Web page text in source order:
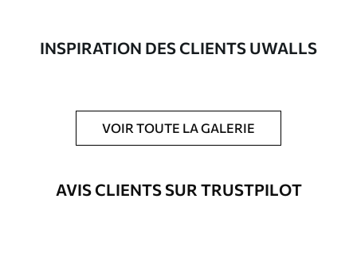
Possibilité d'ajouter un vernis
protecteur pour renforcer la durabilité
du tableau.
Matériaux disponibles
INSPIRATION DES CLIENTS UWALLS
VOIR TOUTE LA GALERIE
AVIS CLIENTS SUR TRUSTPILOT